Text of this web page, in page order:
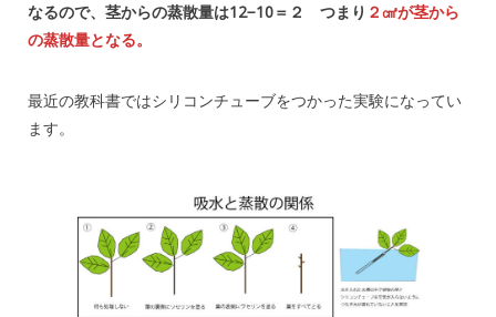
なるので、茎からの蒸散量は12−10＝２ つまり ２㎤が茎から
の蒸散量となる。
最近の教科書ではシリコンチューブをつかった実験になってい
ます。